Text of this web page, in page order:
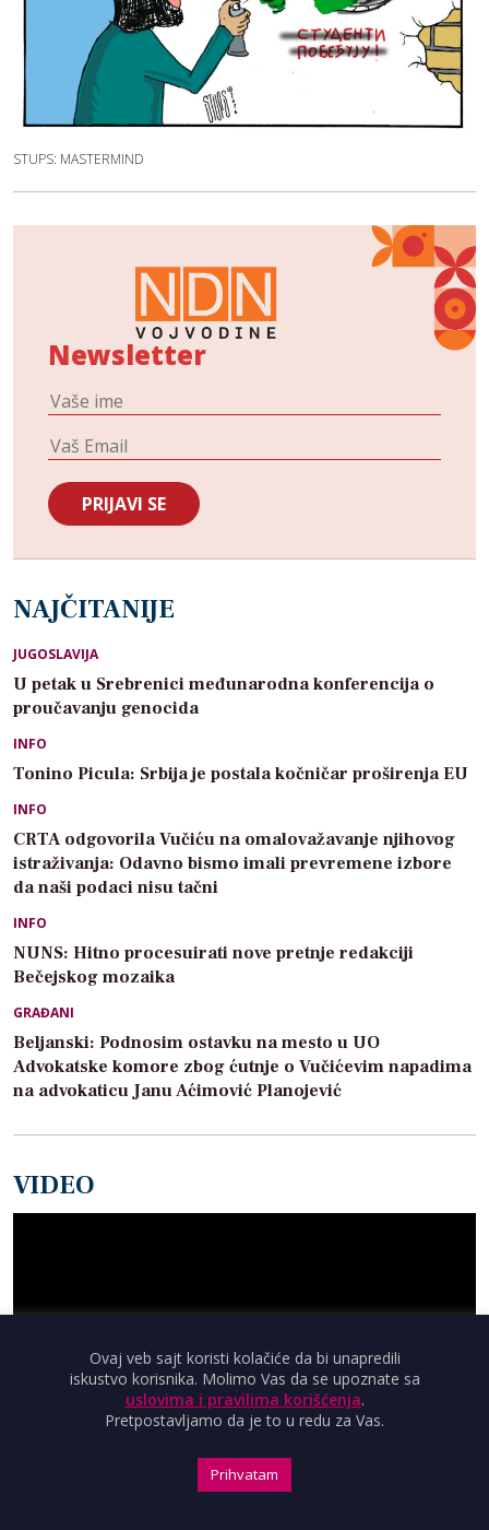
STUPS: MASTERMIND
Newsletter
NAJČITANIJE
JUGOSLAVIJA
U petak u Srebrenici međunarodna konferencija o
proučavanju genocida
INFO
Tonino Picula: Srbija je postala kočničar proširenja EU
INFO
CRTA odgovorila Vučiću na omalovažavanje njihovog
istraživanja: Odavno bismo imali prevremene izbore
da naši podaci nisu tačni
INFO
NUNS: Hitno procesuirati nove pretnje redakciji
Bečejskog mozaika
GRAĐANI
Beljanski: Podnosim ostavku na mesto u UO
Advokatske komore zbog ćutnje o Vučićevim napadima
na advokaticu Janu Aćimović Planojević
VIDEO
Ovaj veb sajt koristi kolačiće da bi unapredili
iskustvo korisnika. Molimo Vas da se upoznate sa
uslovima i pravilima korišćenja.
Pretpostavljamo da je to u redu za Vas.
Prihvatam